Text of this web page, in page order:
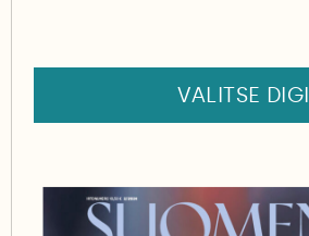
VALITSE DIGI